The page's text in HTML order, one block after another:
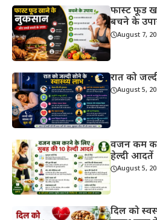
फास्ट फूड
बचने के
August 7,
रात को
August 5,
वजन कम
हेल्दी आदतें
August 5,
दिल को